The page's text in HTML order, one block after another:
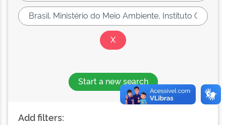
Start a new search
Add filters: